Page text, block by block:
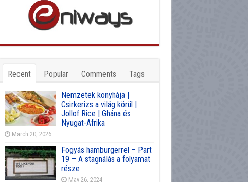
Recent Popular Comments Tags
Nemzetek konyhája |
Csirkerizs a világ körül |
Jollof Rice | Ghána és
Nyugat-Afrika
March 20, 2026
Fogyás hamburgerrel – Part
19 – A stagnálás a folyamat
része
May 26, 2024